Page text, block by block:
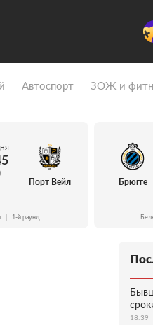
Автоспорт ЗОЖ и
Порт Вейл
1-й раунд
Брюгге
18:39